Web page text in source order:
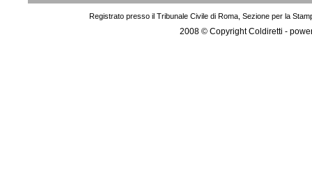
Registrato presso il Tribunale Civile di Roma, Sezione per la
2008 © Copyright Coldiretti -